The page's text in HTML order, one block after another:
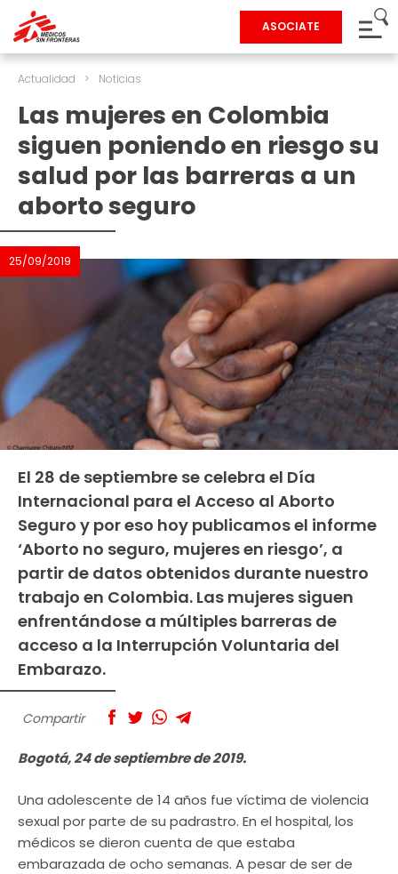
ASOCIATE
Actualidad > Noticias
Las mujeres en Colombia
siguen poniendo en riesgo su
salud por las barreras a un
aborto seguro
25/09/2019
El 28 de septiembre se celebra el Día
Internacional para el Acceso al Aborto
Seguro y por eso hoy publicamos el informe
‘Aborto no seguro, mujeres en riesgo’, a
partir de datos obtenidos durante nuestro
trabajo en Colombia. Las mujeres siguen
enfrentándose a múltiples barreras de
acceso a la Interrupción Voluntaria del
Embarazo.
Compartir
Bogotá, 24 de septiembre de 2019.
Una adolescente de 14 años fue víctima de violencia
sexual por parte de su padrastro. En el hospital, los
médicos se dieron cuenta de que estaba
embarazada de ocho semanas. A pesar de ser de